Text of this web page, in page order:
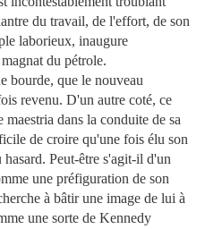
du travail, de l'effort, de son
laborieux, inaugure
du pétrole.
bourde, que le nouveau
revenu. D'un autre coté, ce
dans la conduite de sa
de croire qu'une fois élu son
Peut-être s'agit-il d'un
une préfiguration de son
à bâtir une image de lui à
une sorte de Kennedy